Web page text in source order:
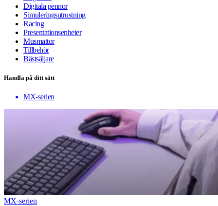
Digitala pennor
Simuleringsutrustning
Racing
Presentationsenheter
Musmattor
Tillbehör
Bästsäljare
Handla på ditt sätt
MX-serien
MX-serien